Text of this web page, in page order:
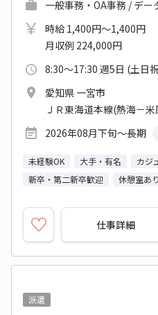
一般事務・OA事務 / デー
時給 1,400円～1,400円
月収例 224,000円
8:30～17:30 週5日 (土日
愛知県 一宮市
ＪＲ東海道本線(熱海－
2026年08月下旬～長期
未経験OK 大手・有名
カジ
新卒・第二新卒歓迎
休憩室あり
仕事詳細
派遣